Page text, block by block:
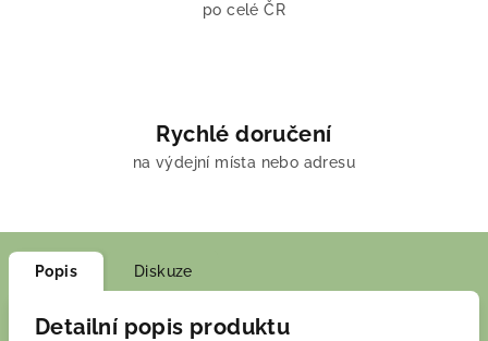
po celé ČR
Rychlé doručení
na výdejní místa nebo adresu
Popis Diskuze
Detailní popis produktu